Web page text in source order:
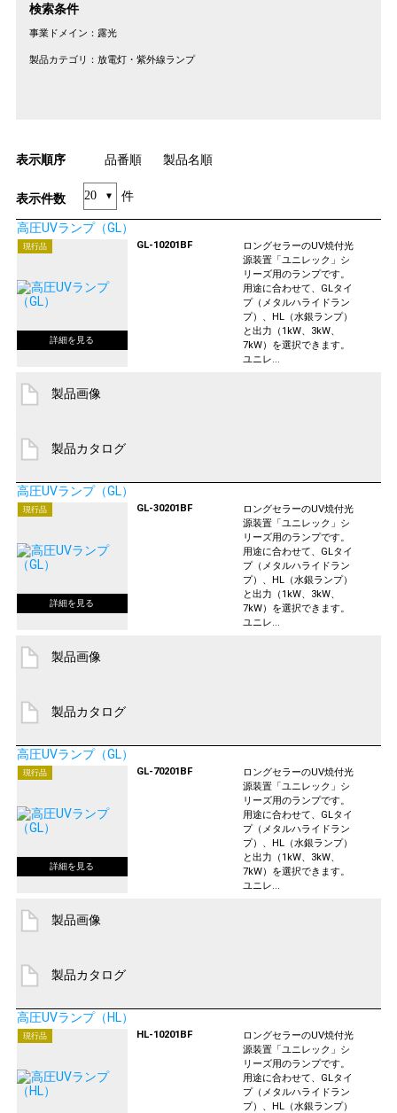
検索条件
事業ドメイン： 露光
製品カテゴリ： 放電灯・紫外線ランプ
表示順序 品番順 製品名順
表示件数 件
高圧UVランプ（GL）
現行品 GL-10201BF
ロングセラーのUV焼付光
源装置「ユニレック」シ
リーズ用のランプです。
用途に合わせて、GLタイ
プ（メタルハライドラン
プ）、HL（水銀ランプ）
と出力（1kW、3kW、
7kW）を選択できます。
ユニレ...
製品画像
製品カタログ
高圧UVランプ（GL）
現行品 GL-30201BF
ロングセラーのUV焼付光
源装置「ユニレック」シ
リーズ用のランプです。
用途に合わせて、GLタイ
プ（メタルハライドラン
プ）、HL（水銀ランプ）
と出力（1kW、3kW、
7kW）を選択できます。
ユニレ...
製品画像
製品カタログ
高圧UVランプ（GL）
現行品 GL-70201BF
ロングセラーのUV焼付光
源装置「ユニレック」シ
リーズ用のランプです。
用途に合わせて、GLタイ
プ（メタルハライドラン
プ）、HL（水銀ランプ）
と出力（1kW、3kW、
7kW）を選択できます。
ユニレ...
製品画像
製品カタログ
高圧UVランプ（HL）
現行品 HL-10201BF
ロングセラーのUV焼付光
源装置「ユニレック」シ
リーズ用のランプです。
用途に合わせて、GLタイ
プ（メタルハライドラン
プ）、HL（水銀ランプ）